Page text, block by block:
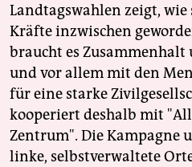
Landtagswahlen zeigt,
Kräfte inzwischen
braucht es
und vor allem mit den
für eine starke
kooperiert deshalb mit
Zentrum". Die Kampagne
linke, selbstverwaltete